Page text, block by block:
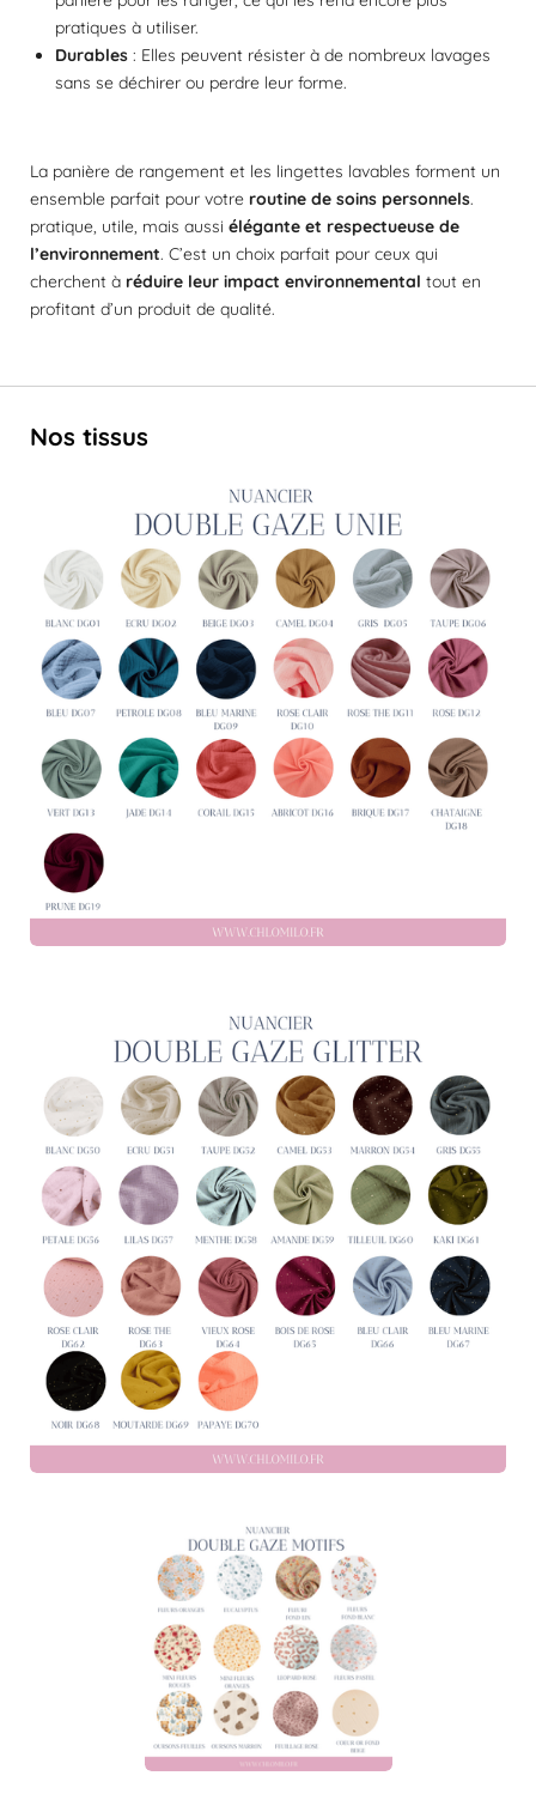
pratiques à utiliser.
Durables : Elles peuvent résister à de nombreux lavages
sans se déchirer ou perdre leur forme.
La panière de rangement et les lingettes lavables forment un
ensemble parfait pour votre routine de soins personnels.
pratique, utile, mais aussi élégante et respectueuse de
l’environnement. C’est un choix parfait pour ceux qui
cherchent à réduire leur impact environnemental tout en
profitant d’un produit de qualité.
Nos tissus